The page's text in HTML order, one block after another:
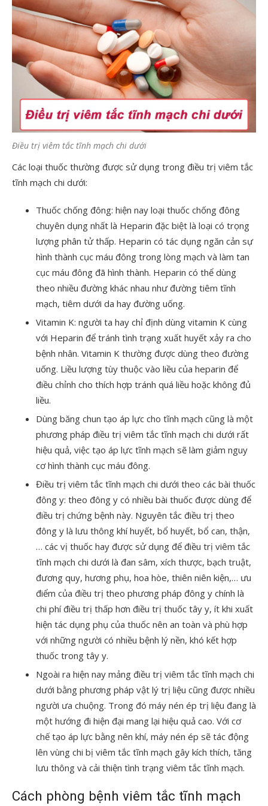
Điều trị viêm tắc tĩnh mạch chi dưới
Các loại thuốc thường được sử dụng trong điều trị viêm tắc
tĩnh mạch chi dưới:
Thuốc chống đông: hiện nay loại thuốc chống đông
chuyên dụng nhất là Heparin đặc biệt là loại có trọng
lượng phân tử thấp. Heparin có tác dụng ngăn cản sự
hình thành cục máu đông trong lòng mạch và làm tan
cục máu đông đã hình thành. Heparin có thể dùng
theo nhiều đường khác nhau như đường tiêm tĩnh
mạch, tiêm dưới da hay đường uống.
Vitamin K: người ta hay chỉ định dùng vitamin K cùng
với Heparin để tránh tình trạng xuất huyết xảy ra cho
bệnh nhân. Vitamin K thường được dùng theo đường
uống. Liều lượng tùy thuộc vào liều của heparin để
điều chỉnh cho thích hợp tránh quá liều hoặc không đủ
liều.
Dùng băng chun tạo áp lực cho tĩnh mạch cũng là một
phương pháp điều trị viêm tắc tĩnh mạch chi dưới rất
hiệu quả, việc tạo áp lực tĩnh mạch sẽ làm giảm nguy
cơ hình thành cục máu đông.
Điều trị viêm tắc tĩnh mạch chi dưới theo các bài thuốc
đông y: theo đông y có nhiều bài thuốc được dùng để
điều trị chứng bệnh này. Nguyên tắc điều trị theo
đông y là lưu thông khí huyết, bổ huyết, bổ can, thận,
… các vị thuốc hay được sử dụng để điều trị viêm tắc
tĩnh mạch chi dưới là đan sâm, xích thược, bạch truật,
đương quy, hương phụ, hoa hòe, thiên niên kiện,… ưu
điểm của điều trị theo phương pháp đông y chính là
chi phí điều trị thấp hơn điều trị thuốc tây y, ít khi xuất
hiện tác dụng phụ của thuốc nên an toàn và phù hợp
với những người có nhiều bệnh lý nền, khó kết hợp
thuốc trong tây y.
Ngoài ra hiện nay mảng điều trị viêm tắc tĩnh mạch chi
dưới bằng phương pháp vật lý trị liệu cũng được nhiều
người ưa chuộng. Trong đó máy nén ép trị liệu đang là
một hướng đi hiện đại mang lại hiệu quả cao. Với cơ
chế tạo áp lực bằng nên khí, máy nén ép sẽ tác động
lên vùng chi bị viêm tắc tĩnh mạch gây kích thích, tăng
lưu thông và cải thiện tình trạng viêm tắc tĩnh mạch.
Cách phòng bệnh viêm tắc tĩnh mạch